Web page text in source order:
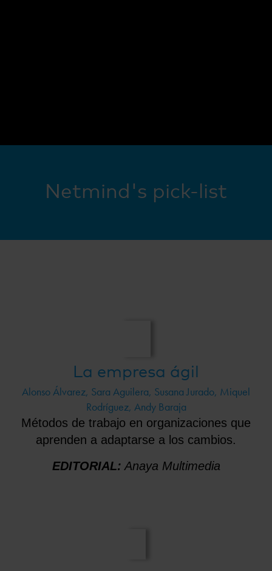
Netmind's pick-list
La empresa ágil
Alonso Álvarez, Sara Aguilera, Susana Jurado, Miquel
Rodríguez, Andy Baraja
Métodos de trabajo en organizaciones que
aprenden a adaptarse a los cambios.
EDITORIAL: Anaya Multimedia